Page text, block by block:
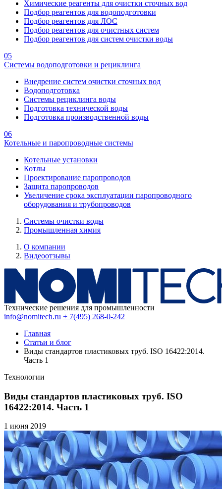
Химические реагенты для очистки сточных вод
Подбор реагентов для водоподготовки
Подбор реагентов для ЛОС
Подбор реагентов для очистных систем
Подбор реагентов для систем очистки воды
05
Системы водоподготовки и рециклинга
Внедрение систем очистки сточных вод
Водоподготовка
Системы рециклинга воды
Подготовка технической воды
Подготовка производственной воды
06
Котельные и паропроводные системы
Котельные установки
Котлы
Проектирование паропроводов
Защита паропроводов
Увеличение срока эксплуатации паропроводного
оборудования и трубопроводов
Системы очистки воды
Промышленная химия
О компании
Видеоотзывы
Технические решения для промышленности
info@nomitech.ru + 7(495) 268-0-242
Главная
Статьи и блог
Виды стандартов пластиковых труб. ISO 16422:2014.
Часть 1
Технологии
Виды стандартов пластиковых труб. ISO
16422:2014. Часть 1
1 июня 2019